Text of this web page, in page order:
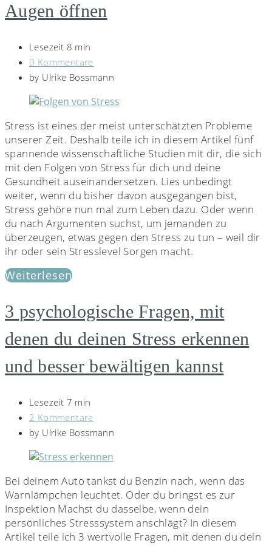
Augen öffnen
Lesezeit 8 min
0 Kommentare
by Ulrike Bossmann
Stress ist eines der meist unterschätzten Probleme
unserer Zeit. Deshalb teile ich in diesem Artikel fünf
spannende wissenschaftliche Studien mit dir, die sich
mit den Folgen von Stress für dich und deine
Gesundheit auseinandersetzen. Lies unbedingt
weiter, wenn du bisher davon ausgegangen bist,
Stress gehöre nun mal zum Leben dazu. Oder wenn
du nach Argumenten suchst, um jemanden zu
überzeugen, etwas gegen den Stress zu tun – weil dir
ihr oder sein Stresslevel Sorgen macht.
Weiterlesen
3 psychologische Fragen, mit
denen du deinen Stress erkennen
und besser bewältigen kannst
Lesezeit 7 min
2 Kommentare
by Ulrike Bossmann
Bei deinem Auto tankst du Benzin nach, wenn das
Warnlämpchen leuchtet. Oder du bringst es zur
Inspektion Machst du dasselbe, wenn dein
persönliches Stresssystem anschlägt? In diesem
Artikel teile ich 3 wertvolle Fragen, mit denen du dein